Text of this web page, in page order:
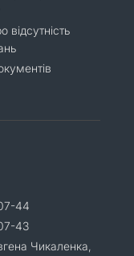
відсутність
44
43
Чикаленка,